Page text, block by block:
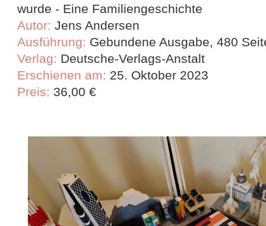
wurde - Eine Familiengeschichte
Autor:Jens Andersen
Ausführung: Gebundene Ausgabe, 480
Verlag: Deutsche-Verlags-Anstalt
Erschienen am: 25. Oktober 2023
Preis: 36,00 €